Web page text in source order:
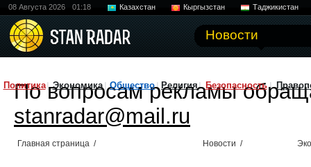
08 Августа 2026 01:18 Казахстан Кыргызстан Таджикистан
Новости
Политика Экономика Общество Религия Безопасность
По вопросам рекламы
stanradar@mail.ru
Главная страница / Новости /